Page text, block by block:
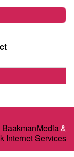
BaakmanMedia&
Internet Services